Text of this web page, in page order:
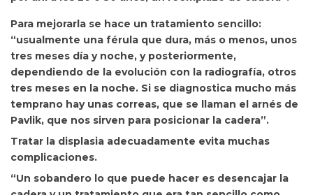
Para mejorarla se hace un tratamiento sencillo:
“usualmente una férula que dura, más o menos, unos
tres meses día y noche, y posteriormente,
dependiendo de la evolución con la radiografía, otros
tres meses en la noche. Si se diagnostica mucho más
temprano hay unas correas, que se llaman el arnés de
Pavlik, que nos sirven para posicionar la cadera”.
Tratar la displasia adecuadamente evita muchas
complicaciones.
“Un sobandero lo que puede hacer es desencajar la